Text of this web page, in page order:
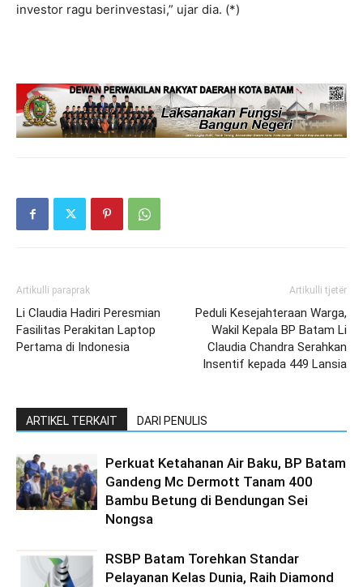
investor ragu berinvestasi,” ujar dia. (*)
Artikulli paraprak
Li Claudia Hadiri Peresmian
Fasilitas Perakitan Laptop
Pertama di Indonesia
Artikulli tjetër
Peduli Kesejahteraan Warga,
Wakil Kepala BP Batam Li
Claudia Chandra Serahkan
Insentif kepada 449 Lansia
ARTIKEL TERKAIT DARI PENULIS
Perkuat Ketahanan Air Baku, BP Batam
Gandeng Mc Dermott Tanam 400
Bambu Betung di Bendungan Sei
Nongsa
RSBP Batam Torehkan Standar
Pelayanan Kelas Dunia, Raih Diamond